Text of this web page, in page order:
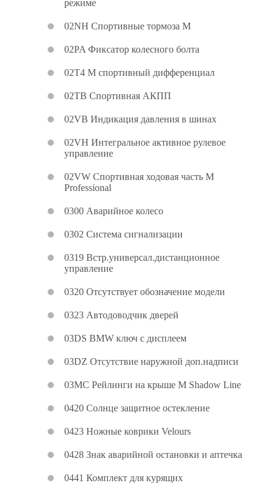
режиме
02NH Спортивные тормоза M
02PA Фиксатор колесного болта
02T4 M спортивный дифференциал
02TB Спортивная АКПП
02VB Индикация давления в шинах
02VH Интегральное активное рулевое
управление
02VW Спортивная ходовая часть M
Professional
0300 Аварийное колесо
0302 Система сигнализации
0319 Встр.универсал.дистанционное
управление
0320 Отсутствует обозначение модели
0323 Автодоводчик дверей
03DS BMW ключ с дисплеем
03DZ Отсутствие наружной доп.надписи
03MC Рейлинги на крыше M Shadow Line
0420 Солнце защитное остекление
0423 Ножные коврики Velours
0428 Знак аварийной остановки и аптечка
0441 Комплект для курящих